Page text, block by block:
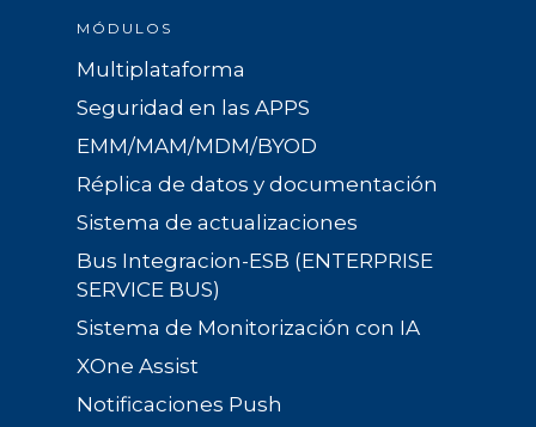
MÓDULOS
Multiplataforma
Seguridad en las APPS
EMM/MAM/MDM/BYOD
Réplica de datos y documentación
Sistema de actualizaciones
Bus Integracion-ESB (ENTERPRISE
SERVICE BUS)
Sistema de Monitorización con IA
XOne Assist
Notificaciones Push